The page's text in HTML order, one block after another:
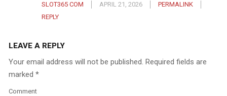
SLOT365 COM APRIL 21, 2026
PERMALINK
REPLY
LEAVE A REPLY
Your email address will not be published. Required fields are
marked *
Comment